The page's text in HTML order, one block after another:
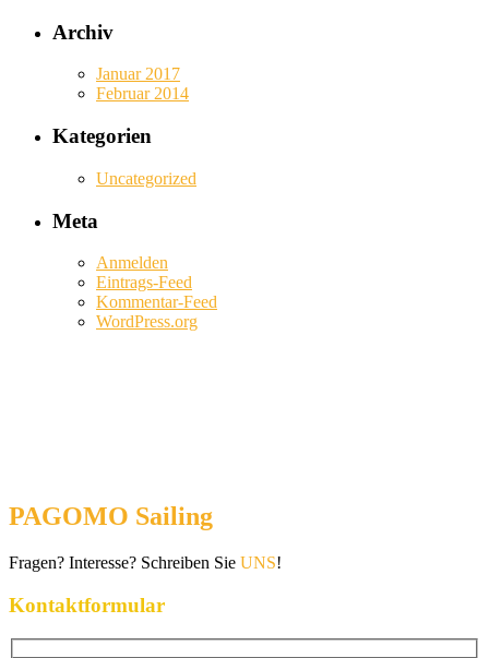
Archiv
Januar 2017
Februar 2014
Kategorien
Uncategorized
Meta
Anmelden
Eintrags-Feed
Kommentar-Feed
WordPress.org
PAGOMO Sailing
Fragen? Interesse? Schreiben Sie UNS!
Kontaktformular